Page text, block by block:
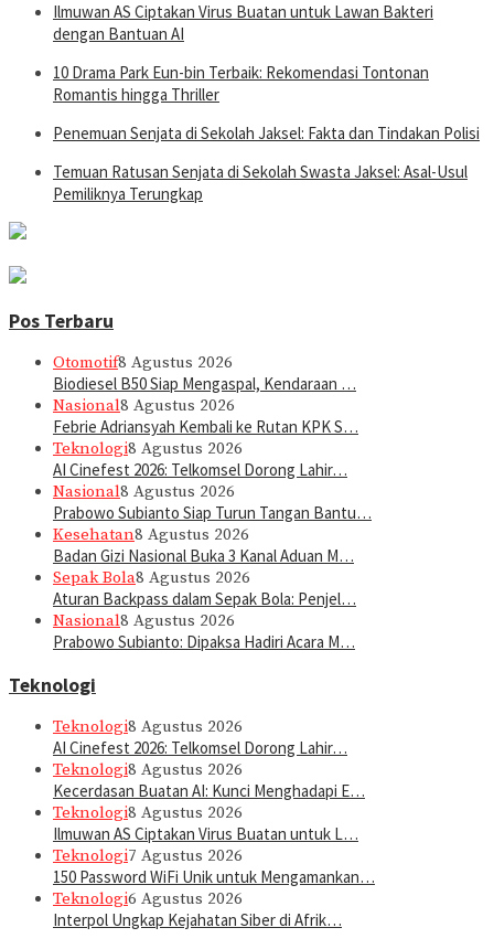
Ilmuwan AS Ciptakan Virus Buatan untuk Lawan Bakteri
dengan Bantuan AI
10 Drama Park Eun-bin Terbaik: Rekomendasi Tontonan
Romantis hingga Thriller
Penemuan Senjata di Sekolah Jaksel: Fakta dan Tindakan Polisi
Temuan Ratusan Senjata di Sekolah Swasta Jaksel: Asal-Usul
Pemiliknya Terungkap
Pos Terbaru
Otomotif8 Agustus 2026
Biodiesel B50 Siap Mengaspal, Kendaraan …
Nasional8 Agustus 2026
Febrie Adriansyah Kembali ke Rutan KPK S…
Teknologi8 Agustus 2026
AI Cinefest 2026: Telkomsel Dorong Lahir…
Nasional8 Agustus 2026
Prabowo Subianto Siap Turun Tangan Bantu…
Kesehatan8 Agustus 2026
Badan Gizi Nasional Buka 3 Kanal Aduan M…
Sepak Bola8 Agustus 2026
Aturan Backpass dalam Sepak Bola: Penjel…
Nasional8 Agustus 2026
Prabowo Subianto: Dipaksa Hadiri Acara M…
Teknologi
Teknologi8 Agustus 2026
AI Cinefest 2026: Telkomsel Dorong Lahir…
Teknologi8 Agustus 2026
Kecerdasan Buatan AI: Kunci Menghadapi E…
Teknologi8 Agustus 2026
Ilmuwan AS Ciptakan Virus Buatan untuk L…
Teknologi7 Agustus 2026
150 Password WiFi Unik untuk Mengamankan…
Teknologi6 Agustus 2026
Interpol Ungkap Kejahatan Siber di Afrik…